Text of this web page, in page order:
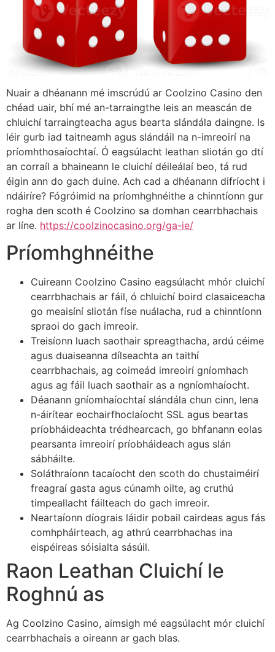
Nuair a dhéanann mé imscrúdú ar Coolzino Casino den
chéad uair, bhí mé an-tarraingthe leis an meascán de
chluichí tarraingteacha agus bearta slándála daingne. Is
léir gurb iad taitneamh agus slándáil na n-imreoirí na
príomhthosaíochtaí. Ó eagsúlacht leathan sliotán go dtí
an corraíl a bhaineann le cluichí déileálaí beo, tá rud
éigin ann do gach duine. Ach cad a dhéanann difríocht i
ndáiríre? Fógróimid na príomhghnéithe a chinntíonn gur
rogha den scoth é Coolzino sa domhan cearrbhachais
ar líne. https://coolzinocasino.org/ga-ie/
Príomhghnéithe
Cuireann Coolzino Casino eagsúlacht mhór cluichí
cearrbhachais ar fáil, ó chluichí boird clasaiceacha
go meaisíní sliotán físe nuálacha, rud a chinntíonn
spraoi do gach imreoir.
Treisíonn luach saothair spreagthacha, ardú céime
agus duaiseanna dílseachta an taithí
cearrbhachais, ag coimeád imreoirí gníomhach
agus ag fáil luach saothair as a ngníomhaíocht.
Déanann gníomhaíochtaí slándála chun cinn, lena
n-áirítear eochairfhoclaíocht SSL agus beartas
príobháideachta trédhearcach, go bhfanann eolas
pearsanta imreoirí príobháideach agus slán
sábháilte.
Soláthraíonn tacaíocht den scoth do chustaiméirí
freagraí gasta agus cúnamh oilte, ag cruthú
timpeallacht fáilteach do gach imreoir.
Neartaíonn díograis láidir pobail cairdeas agus fás
comhpháirteach, ag athrú cearrbhachas ina
eispéireas sóisialta sásúil.
Raon Leathan Cluichí le
Roghnú as
Ag Coolzino Casino, aimsigh mé eagsúlacht mór cluichí
cearrbhachais a oireann ar gach blas.